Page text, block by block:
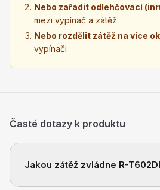
Nebo zařadit odlehčovací
mezi vypínač a zátěž
Nebo rozdělit zátěž na více
vypínači
Časté dotazy k produktu
Jakou zátěž zvládne R-